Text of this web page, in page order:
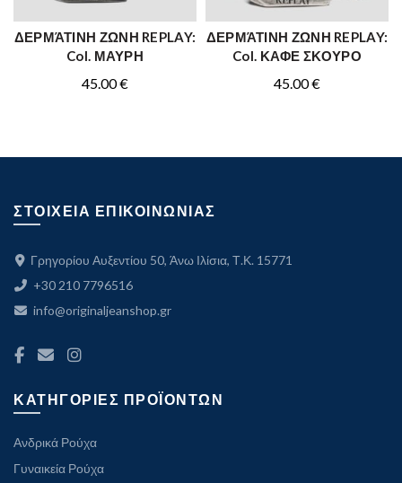
ΑΓΟΡΑ
ΔΕΡΜΆΤΙΝΗ ΖΩΝΗ REPLAY:
Col. ΜΑΥΡΗ
45.00€
ΑΓΟΡΑ
ΔΕΡΜΆΤΙΝΗ ΖΩΝΗ REPLAY:
Col. ΚΑΦΕ ΣΚΟΥΡΟ
45.00€
ΣΤΟΙΧΕΙΑ ΕΠΙΚΟΙΝΩΝΙΑΣ
Γρηγορίου Αυξεντίου 50, Άνω Ιλίσια, Τ.Κ. 15771
+30 210 7796516
info@originaljeanshop.gr
ΚΑΤΗΓΟΡΙΕΣ ΠΡΟΪΟΝΤΩΝ
Ανδρικά Ρούχα
Γυναικεία Ρούχα